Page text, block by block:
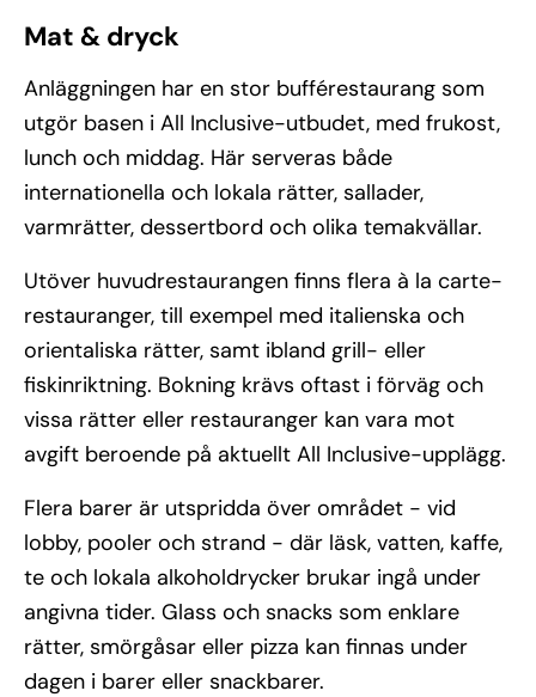
Mat & dryck
Anläggningen har en stor bufférestaurang som
utgör basen i All Inclusive-utbudet, med frukost,
lunch och middag. Här serveras både
internationella och lokala rätter, sallader,
varmrätter, dessertbord och olika temakvällar.
Utöver huvudrestaurangen finns flera à la carte-
restauranger, till exempel med italienska och
orientaliska rätter, samt ibland grill- eller
fiskinriktning. Bokning krävs oftast i förväg och
vissa rätter eller restauranger kan vara mot
avgift beroende på aktuellt All Inclusive-upplägg.
Flera barer är utspridda över området - vid
lobby, pooler och strand - där läsk, vatten, kaffe,
te och lokala alkoholdrycker brukar ingå under
angivna tider. Glass och snacks som enklare
rätter, smörgåsar eller pizza kan finnas under
dagen i barer eller snackbarer.